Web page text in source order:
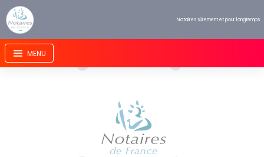
Notaires sûrement et pour longtemps
Panneau de gestion des cookies